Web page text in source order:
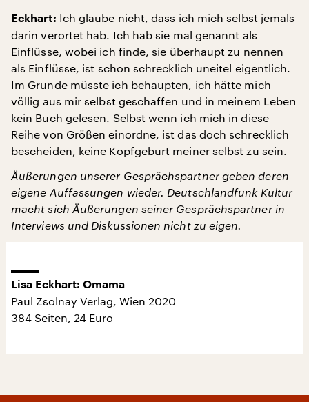
Eckhart: Ich glaube nicht, dass ich mich selbst jemals
darin verortet hab. Ich hab sie mal genannt als
Einflüsse, wobei ich finde, sie überhaupt zu nennen
als Einflüsse, ist schon schrecklich uneitel eigentlich.
Im Grunde müsste ich behaupten, ich hätte mich
völlig aus mir selbst geschaffen und in meinem Leben
kein Buch gelesen. Selbst wenn ich mich in diese
Reihe von Größen einordne, ist das doch schrecklich
bescheiden, keine Kopfgeburt meiner selbst zu sein.
Äußerungen unserer Gesprächspartner geben deren
eigene Auffassungen wieder. Deutschlandfunk Kultur
macht sich Äußerungen seiner Gesprächspartner in
Interviews und Diskussionen nicht zu eigen.
Lisa Eckhart: Omama
Paul Zsolnay Verlag, Wien 2020
384 Seiten, 24 Euro